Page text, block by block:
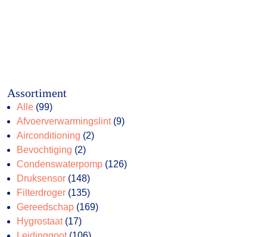
Assortiment
Alle 9999
producten
Afvoerverwarmingslint 99
Airconditioning 22
Bevochtiging 22
producten
Condenswaterpomp 126126
Druksensor 148148
producten
Filterdroger 135135
producten
Gereedschap 169169
Hygrostaat 1717
producten
106